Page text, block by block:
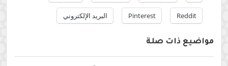
Reddit
Pinterest البريد الإلكتروني
مواضيع ذات صلة